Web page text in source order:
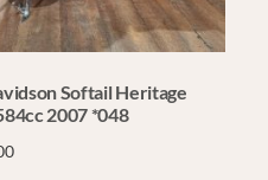
Softail Heritage
2007 *048